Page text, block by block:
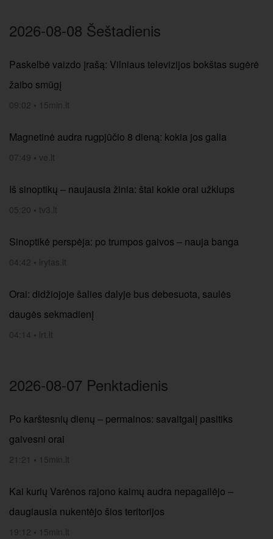
2026-08-08 Šeštadienis
Paskelbė vaizdo įrašą: Vilniaus televizijos bokštas sugėrė
žaibo smūgį
09:02 • 15min.lt
Magnetinė audra rugpjūčio 8 dieną: kokia jos galia
07:49 • ve.lt
Iš sinoptikų – naujausia žinia: štai kokie orai užklups
05:20 • tv3.lt
Sinoptikė perspėja: po trumpos gaivos – nauja banga
04:42 • lrytas.lt
Orai: didžiojoje šalies dalyje bus debesuota, saulės
daugės sekmadienį
04:14 • lrt.lt
2026-08-07 Penktadienis
Po karštesnių dienų – permainos: savaitgalį pasitiks
gaivesni orai
21:21 • 15min.lt
Kai kurių Varėnos rajono kaimų audra nepagailėjo –
daugiausia nukentėjo šios teritorijos
19:12 • 15min.lt